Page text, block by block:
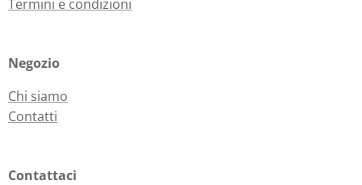
Termini e condizioni
Negozio
Chi siamo
Contatti
Contattaci